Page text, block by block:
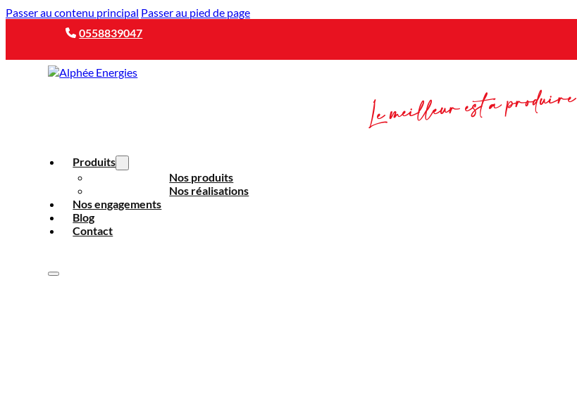
Passer au contenu principal Passer au pied de page
0558839047
Le meilleur est à produire
Produits
Nos produits
Nos réalisations
Nos engagements
Blog
Contact